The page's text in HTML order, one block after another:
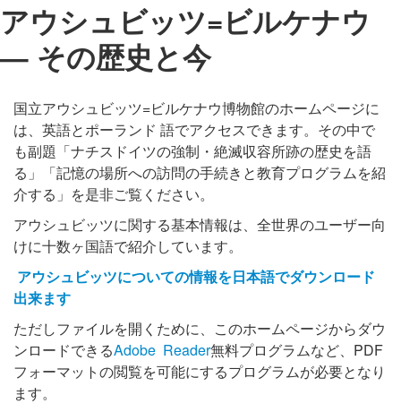
アウシュビッツ=ビルケナウ
— その歴史と今
国立アウシュビッツ=ビルケナウ博物館のホームページに
は、英語とポーランド 語でアクセスできます。その中で
も副題「ナチスドイツの強制・絶滅収容所跡の歴史を語
る」「記憶の場所への訪問の手続きと教育プログラムを紹
介する」を是非ご覧ください。
アウシュビッツに関する基本情報は、全世界のユーザー向
けに十数ヶ国語で紹介しています。
アウシュビッツについての情報を日本語でダウンロード
出来ます
ただしファイルを開くために、このホームページからダウ
ンロードできるAdobe Reader無料プログラムなど、PDF
フォーマットの閲覧を可能にするプログラムが必要となり
ます。